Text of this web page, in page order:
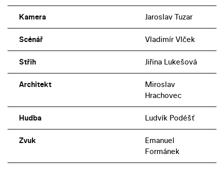
Kamera Jaroslav Tuzar
Scénář Vladimír Vlček
Střih Jiřina Lukešová
Architekt
Miroslav
Hrachovec
Hudba Ludvík Podéšť
Zvuk
Emanuel
Formánek